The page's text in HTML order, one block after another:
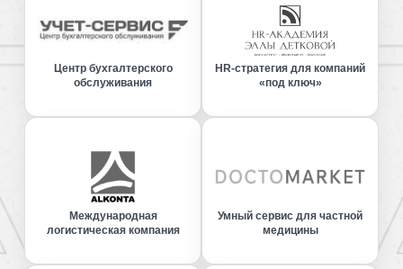
Центр бухгалтерского
обслуживания
HR-стратегия для компаний
«под ключ»
Международная
логистическая компания
Умный сервис для частной
медицины